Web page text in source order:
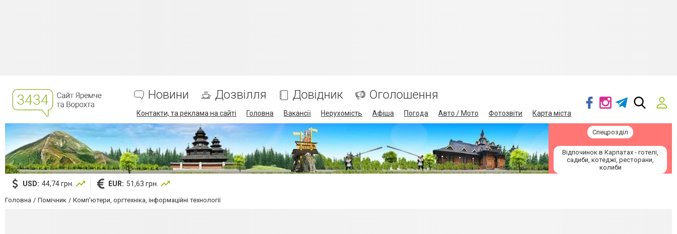
Новини Дозвілля Довідник Оголошення
Контакти, та реклама на сайті Головна Вакансії Нерухомість Афіша Погода Авто / Мото Фотозвіти Карта міста
Спецрозділ
Відпочинок в Карпатах - готелі,
садиби, котеджі, ресторани,
колиби
USD: 44,74 грн. EUR: 51,63 грн.
Головна Помічник Комп'ютери, оргтехніка, інформаційні технології